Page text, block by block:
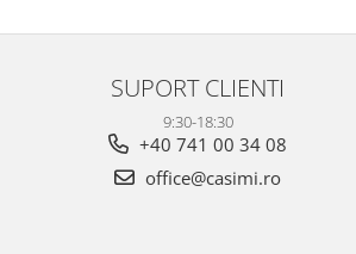
SUPORT CLIENTI
9:30-18:30
+40 741 00 34 08
office@casimi.ro